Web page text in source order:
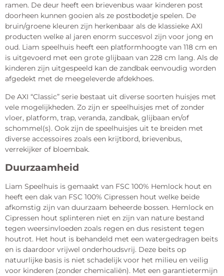
ramen. De deur heeft een brievenbus waar kinderen post
doorheen kunnen gooien als ze postbodetje spelen. De
bruin/groene kleuren zijn herkenbaar als de klassieke AXI
producten welke al jaren enorm succesvol zijn voor jong en
oud. Liam speelhuis heeft een platformhoogte van 118 cm en
is uitgevoerd met een grote glijbaan van 228 cm lang. Als de
kinderen zijn uitgespeeld kan de zandbak eenvoudig worden
afgedekt met de meegeleverde afdekhoes.
De AXI “Classic” serie bestaat uit diverse soorten huisjes met
vele mogelijkheden. Zo zijn er speelhuisjes met of zonder
vloer, platform, trap, veranda, zandbak, glijbaan en/of
schommel(s). Ook zijn de speelhuisjes uit te breiden met
diverse accessoires zoals een krijtbord, brievenbus,
verrekijker of bloembak.
Duurzaamheid
Liam Speelhuis is gemaakt van FSC 100% Hemlock hout en
heeft een dak van FSC 100% Cipressen hout welke beide
afkomstig zijn van duurzaam beheerde bossen. Hemlock en
Cipressen hout splinteren niet en zijn van nature bestand
tegen weersinvloeden zoals regen en dus resistent tegen
houtrot. Het hout is behandeld met een watergedragen beits
en is daardoor vrijwel onderhoudsvrij. Deze beits op
natuurlijke basis is niet schadelijk voor het milieu en veilig
voor kinderen (zonder chemicaliën). Met een garantietermijn